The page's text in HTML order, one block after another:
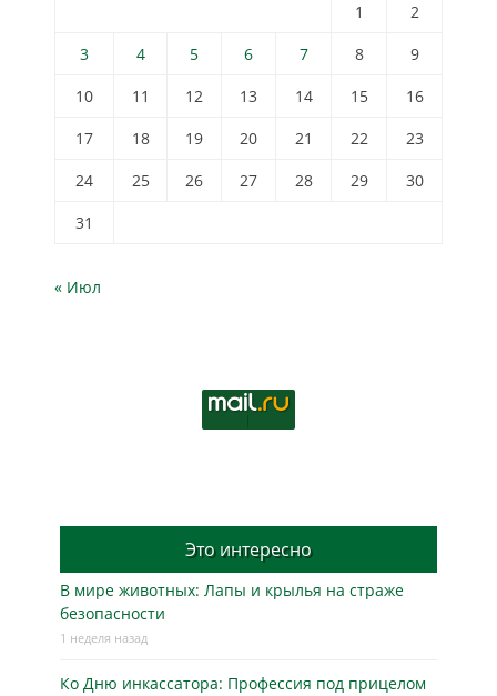
1
2
3
4 5 6 7 8
9
10
11 12 13 14 15
16
17
18 19 20 21 22
23
24
25 26 27 28 29
30
31
« Июл
Это интересно
В мире животных: Лапы и крылья на страже
безопасности
1 неделя назад
Ко Дню инкассатора: Профессия под прицелом